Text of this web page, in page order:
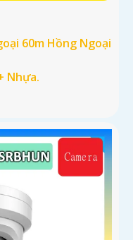
60m Hồng Ngoại
Nhựa.